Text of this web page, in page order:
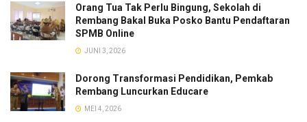
Orang Tua Tak Perlu Bingung, Sekolah di
Rembang Bakal Buka Posko Bantu Pendaftaran
SPMB Online
JUNI 3, 2026
Dorong Transformasi Pendidikan, Pemkab
Rembang Luncurkan Educare
MEI 4, 2026